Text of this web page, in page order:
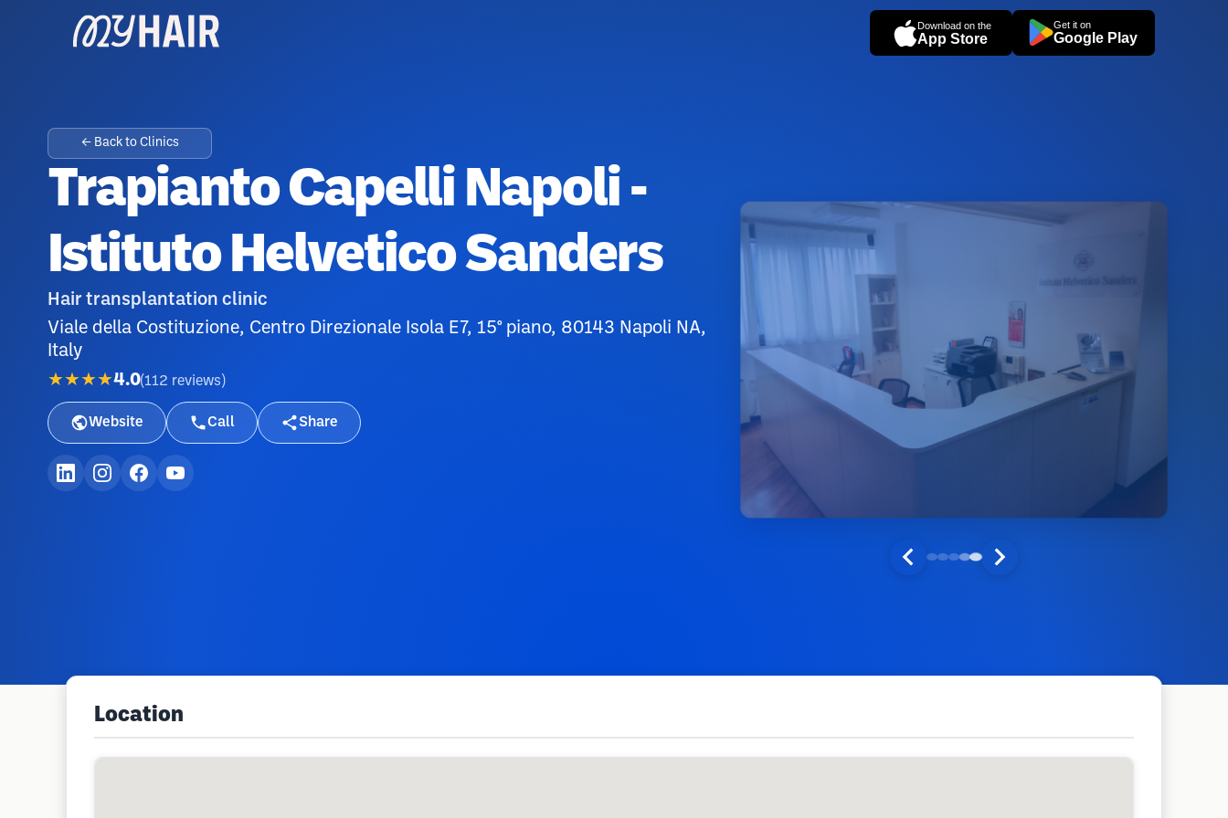
Download on the
App Store
Get it on
Google Play
← Back to Clinics
Trapianto Capelli Napoli -
Istituto Helvetico Sanders
Hair transplantation clinic
Viale della Costituzione, Centro Direzionale Isola E7, 15° piano, 80143 Napoli NA,
Italy
★★★★4.0(112 reviews )
Website Call Share
Location